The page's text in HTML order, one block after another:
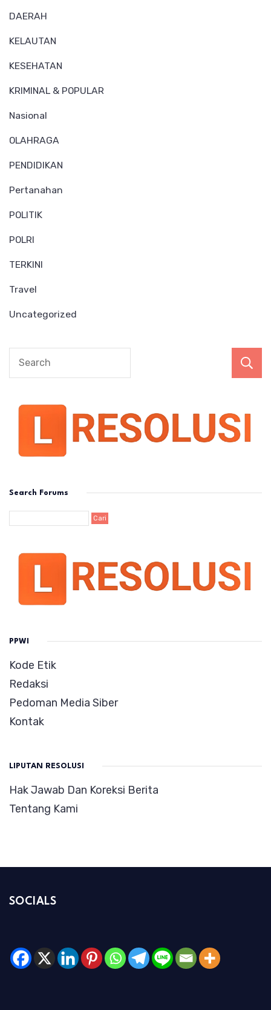
DAERAH
KELAUTAN
KESEHATAN
KRIMINAL & POPULAR
Nasional
OLAHRAGA
PENDIDIKAN
Pertanahan
POLITIK
POLRI
TERKINI
Travel
Uncategorized
Search Forums
PPWI
Kode Etik
Redaksi
Pedoman Media Siber
Kontak
LIPUTAN RESOLUSI
Hak Jawab Dan Koreksi Berita
Tentang Kami
SOCIALS